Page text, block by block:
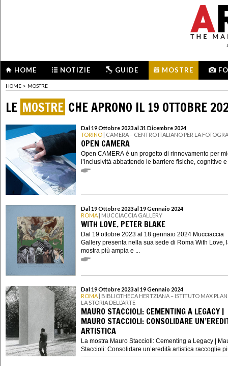
HOME NOTIZIE GUIDE MOSTRE
HOME > MOSTRE
LE MOSTRE CHE APRONO IL 19 OTTOBRE
Dal 19 Ottobre 2023 al 31 Dicembre 2024
TORINO | CAMERA – CENTRO ITALIANO PER LA
OPEN CAMERA
Open CAMERA è un progetto di rinnovamento per
l’inclusività abbattendo le barriere fisiche, cognitive
Dal 19 Ottobre 2023 al 19 Gennaio 2024
ROMA | MUCCIACCIA GALLERY
WITH LOVE. PETER BLAKE
Dal 19 ottobre 2023 al 18 gennaio 2024 Mucciaccia
Gallery presenta nella sua sede di Roma With Love,
mostra più ampia e ...
Dal 19 Ottobre 2023 al 19 Gennaio 2024
ROMA | BIBLIOTHECA HERTZIANA – ISTITUTO MAX
LA STORIA DELL’ARTE
MAURO STACCIOLI: CEMENTING A LEGACY |
MAURO STACCIOLI: CONSOLIDARE
ARTISTICA
La mostra Mauro Staccioli: Cementing a Legacy |
Staccioli: Consolidare un’eredità artistica raccoglie